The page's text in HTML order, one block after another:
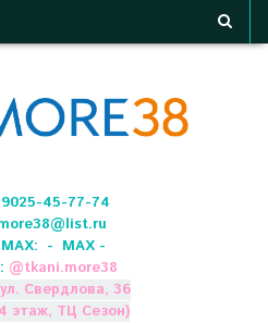
45-77-74
МАХ: - МАХ -
@tkani.more38
Свердлова, 36
этаж, ТЦ Сезон)